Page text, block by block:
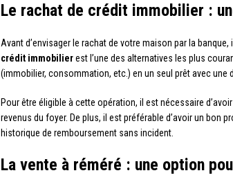
Le rachat de crédit immobilier :
Avant d’envisager le rachat de votre maison par la
crédit immobilierest l’une des alternatives les plus
(immobilier, consommation, etc.) en un seul prêt avec une
Pour être éligible à cette opération, il est nécessaire
revenus du foyer. De plus, il est préférable d’avoir un
historique de remboursement sans incident.
La vente à réméré : une option